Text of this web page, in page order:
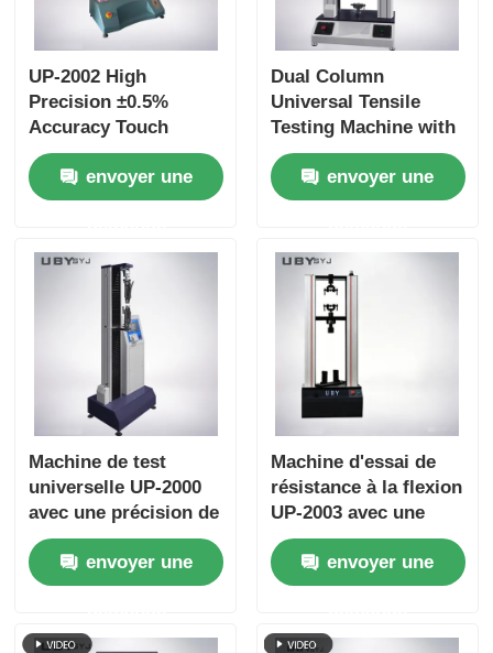
UP-2002 High
Precision ±0.5%
Accuracy Touch
Screen Dual Column
Universal Testing
Machine for Tensile
envoyer une
Dual Column
Universal Tensile
Testing Machine with
Touch Screen Control
and Interchangeable
Fixtures
envoyer une
Machine de test
universelle UP-2000
avec une précision de
±0,5%, une traction
de traction de 800
mm et un écran
pouces pour les tests
envoyer une
Machine d'essai de
résistance à la flexion
UP-2003 avec une
force d'essai
maximale de 1 kN à
1000 kN, une
une traction efficace
envoyer une